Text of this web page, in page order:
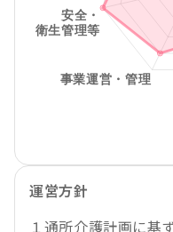
運営方針
１通所介護計画に基